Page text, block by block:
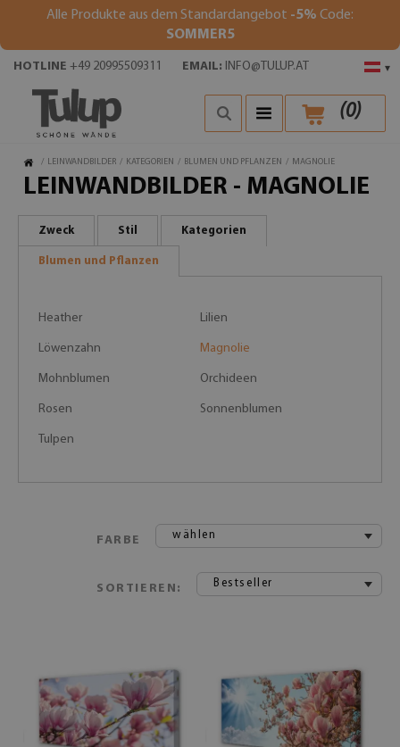
Alle Produkte aus dem Standardangebot -5% Code:
SOMMER5
▾
HOTLINE +49 20995509311 EMAIL: INFO@TULUP.AT
(0)
/ LEINWANDBILDER / KATEGORIEN / BLUMEN UND PFLANZEN / MAGNOLIE
LEINWANDBILDER - MAGNOLIE
Zweck Stil Kategorien
Blumen und Pflanzen
Heather Lilien
Löwenzahn Magnolie
Mohnblumen Orchideen
Rosen Sonnenblumen
Tulpen
FARBE wählen
SORTIEREN: Bestseller